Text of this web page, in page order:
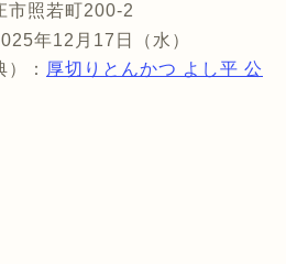
市照若町200-2
年12月17日（水）
： 厚切りとんかつ よし平 公